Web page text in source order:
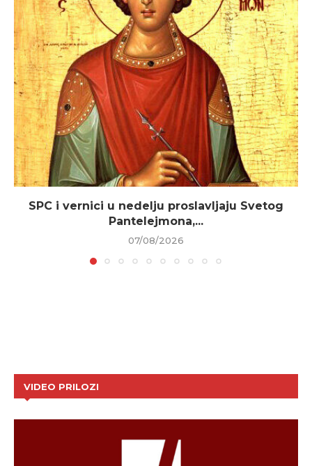
SPC i vernici u nedelju proslavljaju Svetog
Pantelejmona,...
07/08/2026
VIDEO PRILOZI